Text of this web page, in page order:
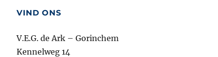
VIND ONS
V.E.G. de Ark – Gorinchem
Kennelweg 14